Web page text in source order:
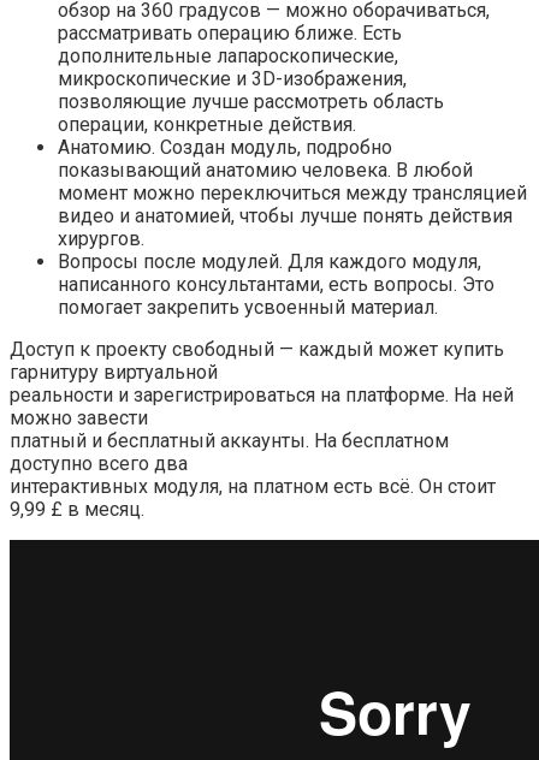
обзор на 360 градусов — можно оборачиваться,
рассматривать операцию ближе. Есть
дополнительные лапароскопические,
микроскопические и 3D-изображения,
позволяющие лучше рассмотреть область
операции, конкретные действия.
Анатомию. Создан модуль, подробно
показывающий анатомию человека. В любой
момент можно переключиться между трансляцией
видео и анатомией, чтобы лучше понять действия
хирургов.
Вопросы после модулей. Для каждого модуля,
написанного консультантами, есть вопросы. Это
помогает закрепить усвоенный материал.
Доступ к проекту свободный — каждый может купить
гарнитуру виртуальной
реальности и зарегистрироваться на платформе. На ней
можно завести
платный и бесплатный аккаунты. На бесплатном
доступно всего два
интерактивных модуля, на платном есть всё. Он стоит
9,99 £ в месяц.